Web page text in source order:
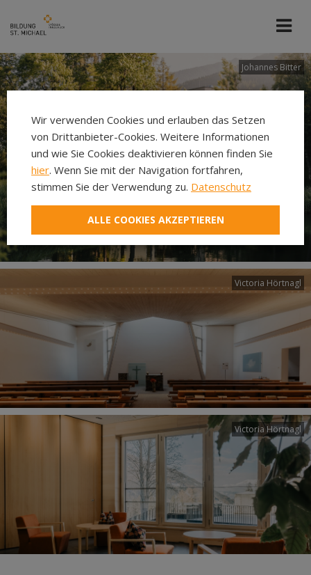
Johannes Bitter
Victoria Hörtnagl
Victoria Hörtnagl
Wir verwenden Cookies und erlauben das Setzen
von Drittanbieter-Cookies. Weitere Informationen
und wie Sie Cookies deaktivieren können finden Sie
hier. Wenn Sie mit der Navigation fortfahren,
stimmen Sie der Verwendung zu. Datenschutz
ALLE COOKIES AKZEPTIEREN